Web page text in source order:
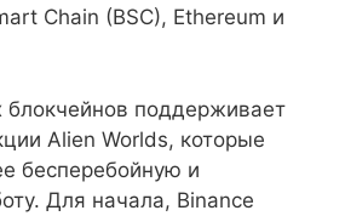
Chain (BSC), Ethereum и
поддерживает
Alien Worlds, которые
бесперебойную и
Для начала, Binance